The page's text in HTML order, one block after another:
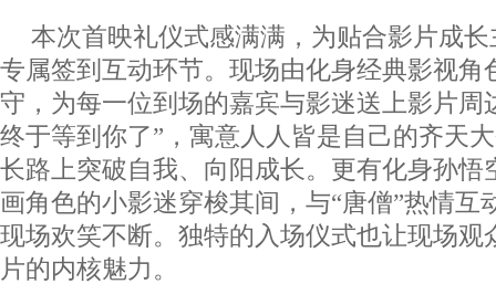
本次首映礼仪式感满满，为贴合影片成
专属签到互动环节。现场由化身经典影视角
守，为每一位到场的嘉宾与影迷送上影片周
终于等到你了”，寓意人人皆是自己的齐天
长路上突破自我、向阳成长。更有化身孙悟
画角色的小影迷穿梭其间，与“唐僧”热情互
现场欢笑不断。独特的入场仪式也让现场观
片的内核魅力。